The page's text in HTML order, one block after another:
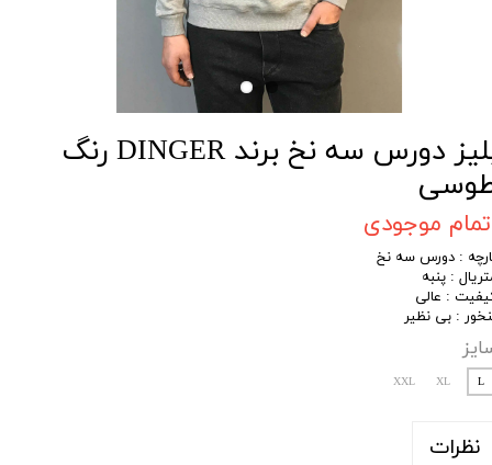
بلیز دورس سه نخ برند DINGER رنگ
موجودی
: دورس سه نخ
: پنبه
: عالی
: بی نظیر
L
XL
XXL
نظرات